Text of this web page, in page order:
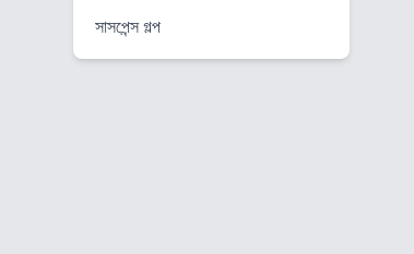
সাসপেন্স গল্প